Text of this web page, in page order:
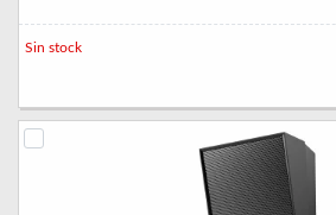
Sin stock